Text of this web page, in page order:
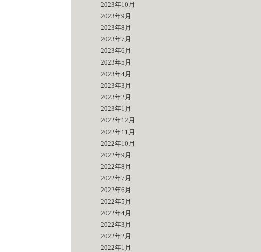
2023年10月
2023年9月
2023年8月
2023年7月
2023年6月
2023年5月
2023年4月
2023年3月
2023年2月
2023年1月
2022年12月
2022年11月
2022年10月
2022年9月
2022年8月
2022年7月
2022年6月
2022年5月
2022年4月
2022年3月
2022年2月
2022年1月